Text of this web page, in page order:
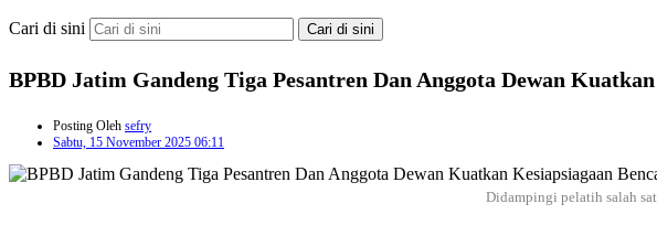
Cari di sini Cari di sini
BPBD Jatim Gandeng Tiga Pesantren Dan Anggota Dewan
Posting Oleh sefry
Sabtu, 15 November 2025 06:11
Didampingi pelatih salah